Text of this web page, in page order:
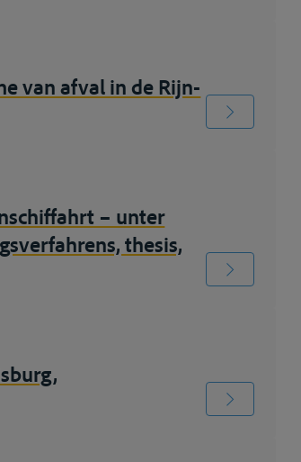
van afval in de Rijn-
– unter
thesis,